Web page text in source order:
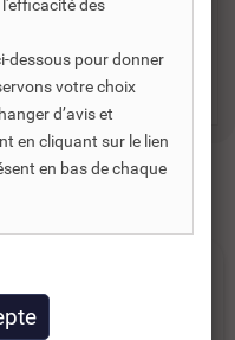
des
dessous pour donner
votre choix
d’avis et
en cliquant sur le lien
en bas de chaque